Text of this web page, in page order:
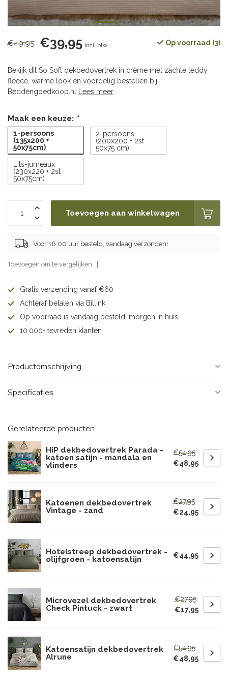
€49,95 €39,95 Incl. btw Op voorraad (3)
Bekijk dit So Soft dekbedovertrek in crème met zachte teddy
fleece, warme look en voordelig bestellen bij
Beddengoedkoop.nl
Lees meer.
Maak een keuze: *
1-persoons
(135x200 +
50x75cm)
2-persoons
(200x200 + 2st
50x75 cm)
Lits-jumeaux
(230x220 + 2st
50x75cm)
Toevoegen aan winkelwagen
Voor 16:00 uur besteld, vandaag verzonden!
Toevoegen om te vergelijken
Gratis verzending vanaf €60
Achteraf betalen via Billink
Op voorraad is vandaag besteld, morgen in huis
10.000+ tevreden klanten
Productomschrijving
Specificaties
Gerelateerde producten
HiP dekbedovertrek Parada -
katoen satijn - mandala en
vlinders
€54,95
€48,95
Katoenen dekbedovertrek
Vintage - zand
€27,95
€24,95
Hotelstreep dekbedovertrek -
olijfgroen - katoensatijn
€44,95
Microvezel dekbedovertrek
Check Pintuck - zwart
€27,95
€17,95
Katoensatijn dekbedovertrek
Alrune
€54,95
€48,95